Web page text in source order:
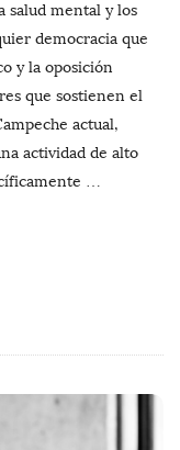
salud mental y los
democracia que
y la oposición
que sostienen el
actual,
actividad de alto
…